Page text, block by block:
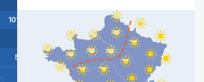
1018 hPa 1018hPa
53 % 40% %